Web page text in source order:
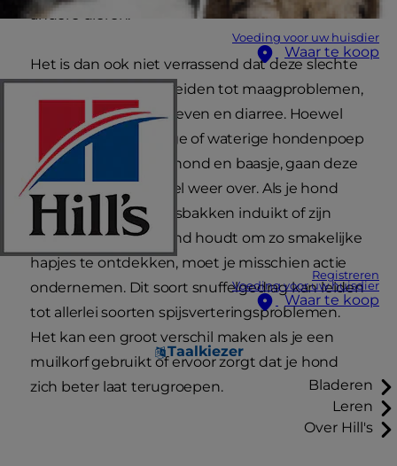
Voeding voor uw huisdier
Waar te koop
Registreren
Voeding voor uw huisdier
Waar te koop
Taalkiezer
Bladeren
Leren
Over Hill's
andere dieren.
Het is dan ook niet verrassend dat deze slechte
gewoontes kunnen leiden tot maagproblemen,
met als gevolg overgeven en diarree. Hoewel
braaksel en bloederige of waterige hondenpoep
niet prettig zijn voor hond en baasje, gaan deze
symptomen vaak snel weer over. Als je hond
graag de lokale vuilnisbakken induikt of zijn
neus dicht bij de grond houdt om zo smakelijke
hapjes te ontdekken, moet je misschien actie
ondernemen. Dit soort snuffelgedrag kan leiden
tot allerlei soorten spijsverteringsproblemen.
Het kan een groot verschil maken als je een
muilkorf gebruikt of ervoor zorgt dat je hond
zich beter laat terugroepen.